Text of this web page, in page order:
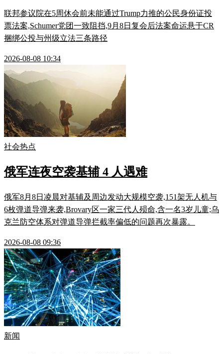
联邦参议院在5周休会前未能通过Trump力推的公民身份证投
票法案,Schumer党团一致阻挡,9月8日复会后法案命运悬于CR
捆绑公投与州级立法三条路径
2026-08-08 10:34
社会热点
俄军连夜空袭基辅 4 人遇难
俄军8月8日凌晨对基辅及周边发动大规模空袭,151架无人机与
6枚弹道导弹来袭,Brovary区一家三代人殒命,含一名3岁儿童;乌
克兰防空体系对弹道导弹拦截率偏低的问题再次暴露。
2026-08-08 09:36
新闻